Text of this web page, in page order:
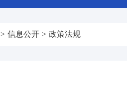
> 信息公开 > 政策法规